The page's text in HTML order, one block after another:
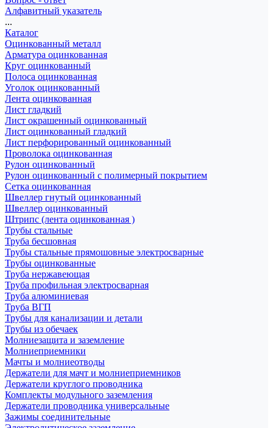
Алфавитный указатель
...
Каталог
Оцинкованный металл
Арматура оцинкованная
Круг оцинкованный
Полоса оцинкованная
Уголок оцинкованный
Лента оцинкованная
Лист гладкий
Лист окрашенный оцинкованный
Лист оцинкованный гладкий
Лист перфорированный оцинкованный
Проволока оцинкованная
Рулон оцинкованный
Рулон оцинкованный с полимерный покрытием
Сетка оцинкованная
Швеллер гнутый оцинкованный
Швеллер оцинкованный
Штрипс (лента оцинкованная )
Трубы стальные
Труба бесшовная
Трубы стальные прямошовные электросварные
Трубы оцинкованные
Труба нержавеющая
Труба профильная электросварная
Труба алюминиевая
Труба ВГП
Трубы для канализации и детали
Трубы из обечаек
Молниезащита и заземление
Молниеприемники
Мачты и молниеотводы
Держатели для мачт и молниеприемников
Держатели круглого проводника
Комплекты модульного заземления
Держатели проводника универсальные
Зажимы соединительные